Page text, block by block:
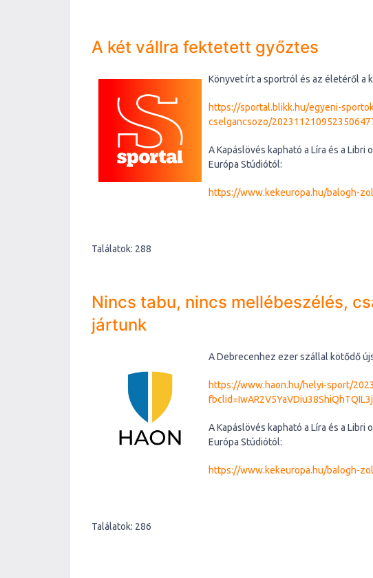
A két vállra fektetett győztes
Könyvet írt a sportról és az életéről a
https://sportal.blikk.hu/egyeni-
cselgancsozo/
A Kapáslövés kapható a Líra és a
Európa Stúdiótól:
https://www.kekeuropa.hu/balogh-
Találatok: 288
Nincs tabu, nincs mellébeszélés,
jártunk
A Debrecenhez ezer szállal kötődő
https://www.haon.hu/helyi-sport/
A Kapáslövés kapható a Líra és a
Európa Stúdiótól:
https://www.kekeuropa.hu/balogh-
Találatok: 286